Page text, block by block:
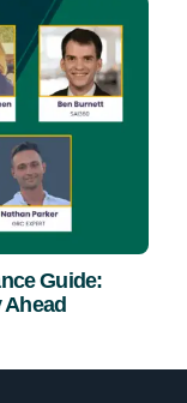
Guide:
Ahead